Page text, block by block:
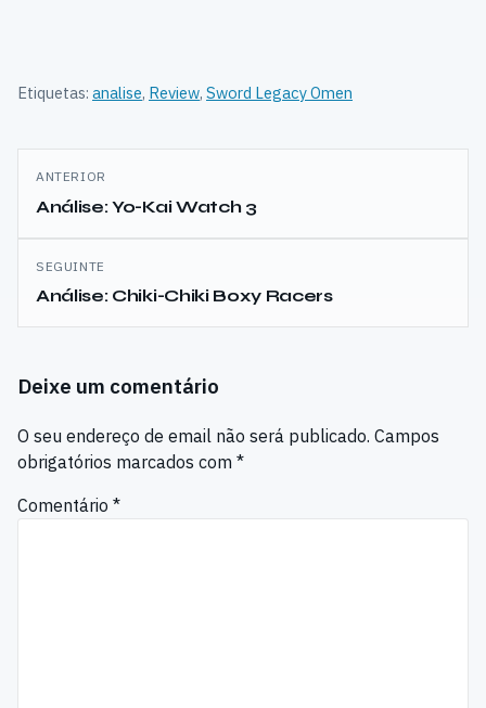
Etiquetas: analise, Review, Sword Legacy Omen
Navegação
de
artigos
ANTERIOR
Análise: Yo-Kai Watch 3
SEGUINTE
Análise: Chiki-Chiki Boxy Racers
Deixe um comentário
O seu endereço de email não será publicado. Campos
obrigatórios marcados com *
Comentário *